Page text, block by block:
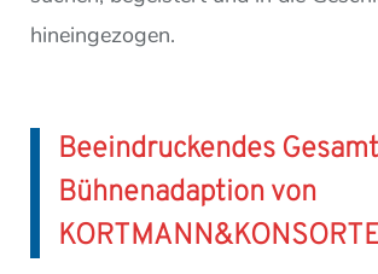
hineingezogen.
Beeindruckendes
Bühnenadaption von